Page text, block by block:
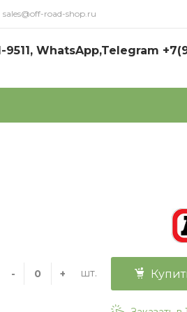
sales@off-road-shop.ru
9511, WhatsApp,Telegram
- + шт.